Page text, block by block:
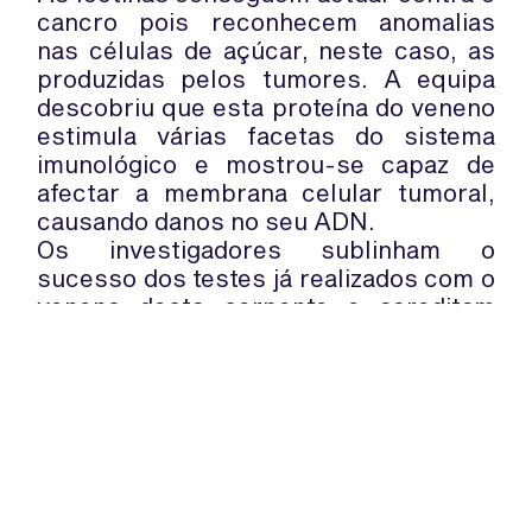
cancro pois reconhecem anomalias
nas células de açúcar, neste caso, as
produzidas pelos tumores. A equipa
descobriu que esta proteína do veneno
estimula várias facetas do sistema
imunológico e mostrou-se capaz de
afectar a membrana celular tumoral,
causando danos no seu ADN.
Os investigadores sublinham o
sucesso dos testes já realizados com o
veneno desta serpente e acreditam